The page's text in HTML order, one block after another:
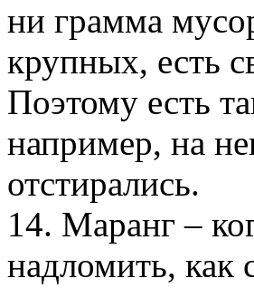
ни грамма
крупных, есть
Поэтому есть
например, на
отстирались.
14. Маранг –
надломить, как